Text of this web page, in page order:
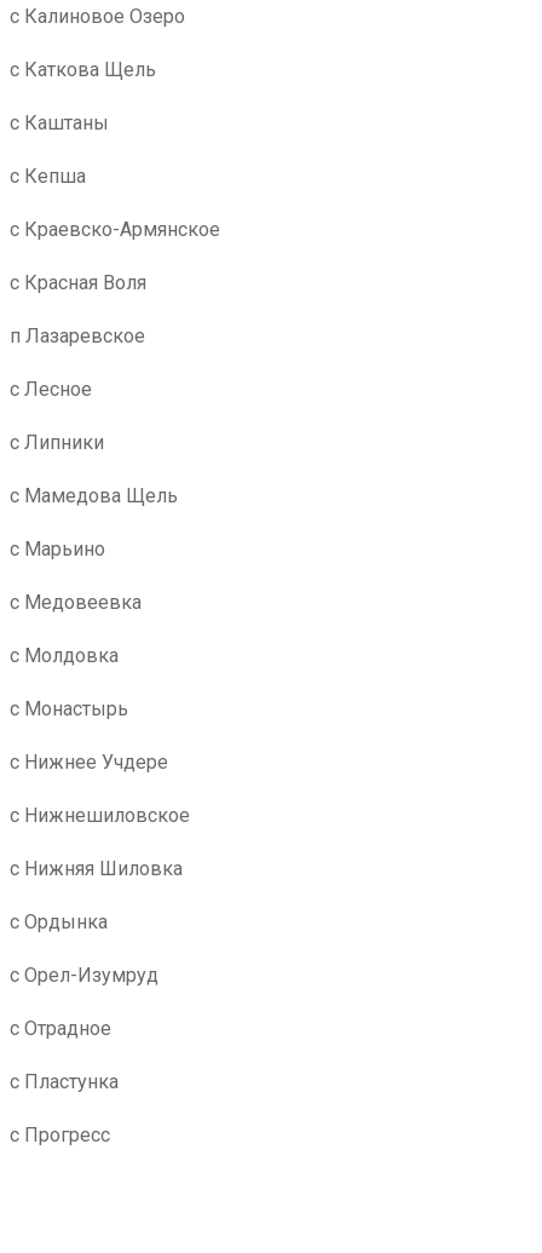
с Калиновое Озеро
с Каткова Щель
с Каштаны
с Кепша
с Краевско-Армянское
с Красная Воля
п Лазаревское
с Лесное
с Липники
с Мамедова Щель
с Марьино
с Медовеевка
с Молдовка
с Монастырь
с Нижнее Учдере
с Нижнешиловское
с Нижняя Шиловка
с Ордынка
с Орел-Изумруд
с Отрадное
с Пластунка
с Прогресс